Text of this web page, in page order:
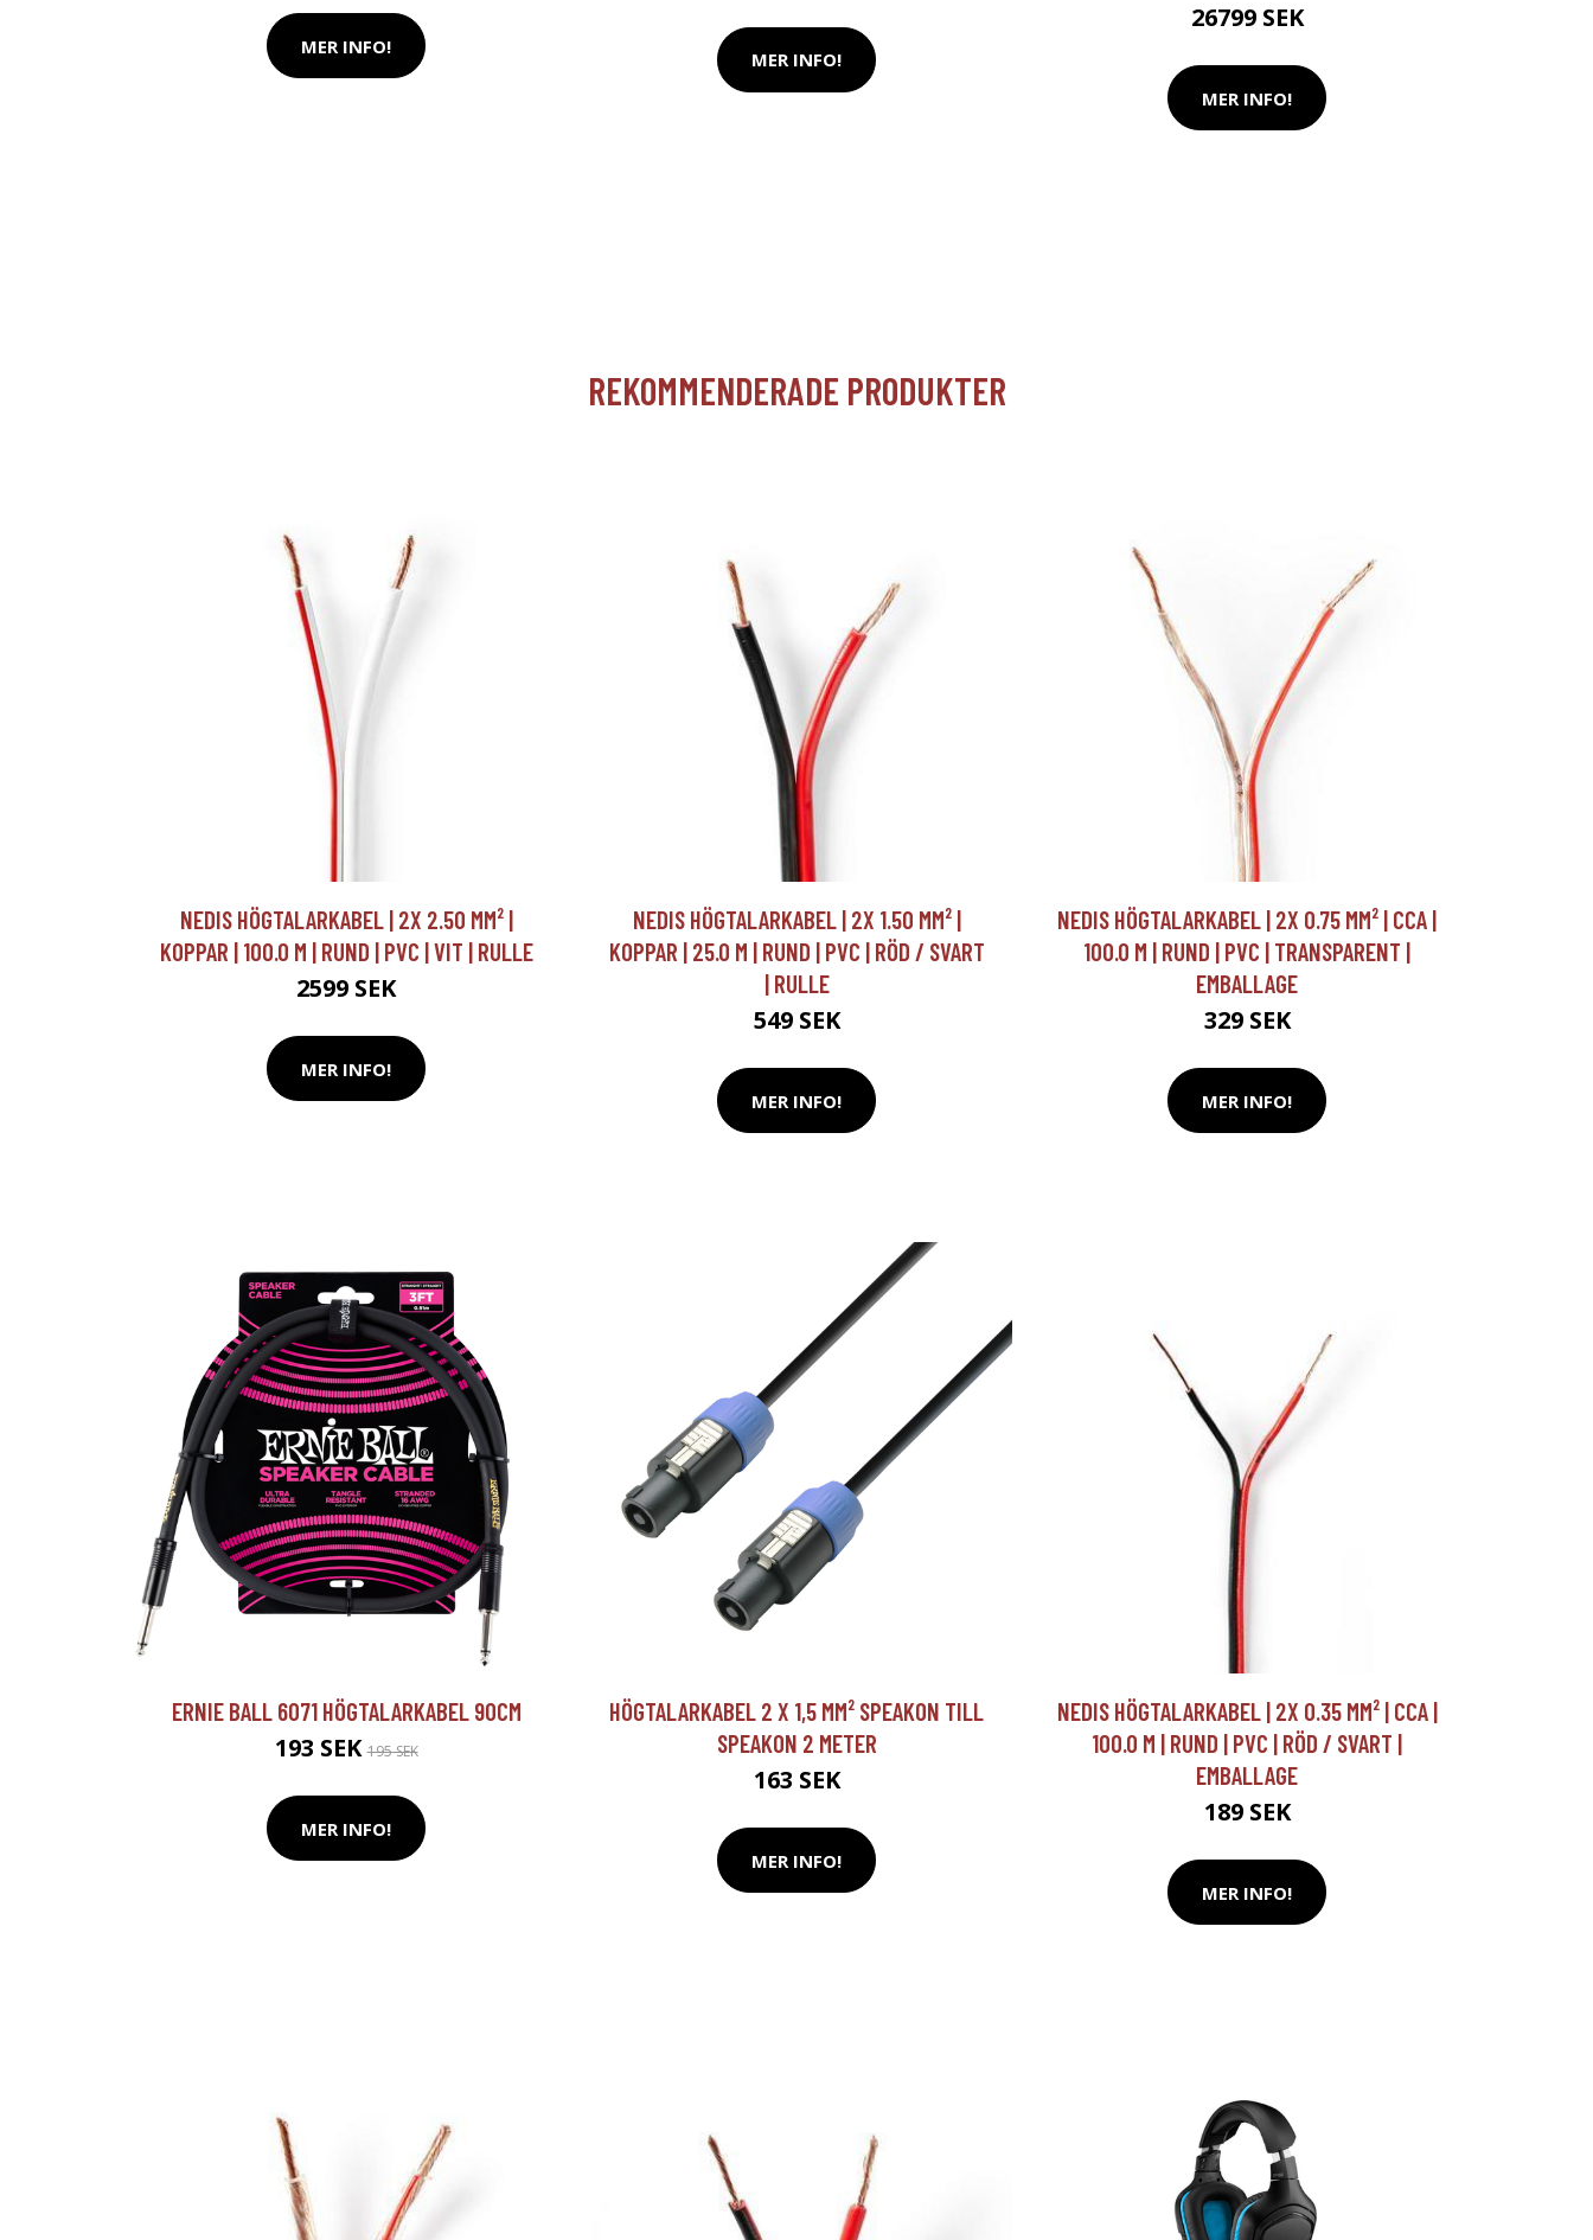
MER INFO!
MER INFO!
26799 SEK
MER INFO!
REKOMMENDERADE PRODUKTER
NEDIS HÖGTALARKABEL | 2X 2.50 MM² |
KOPPAR | 100.0 M | RUND | PVC | VIT | RULLE
2599 SEK
MER INFO!
NEDIS HÖGTALARKABEL | 2X 1.50 MM² |
KOPPAR | 25.0 M | RUND | PVC | RÖD / SVART
| RULLE
549 SEK
MER INFO!
NEDIS HÖGTALARKABEL | 2X 0.75 MM² | CCA |
100.0 M | RUND | PVC | TRANSPARENT |
EMBALLAGE
329 SEK
MER INFO!
ERNIE BALL 6071 HÖGTALARKABEL 90CM
193 SEK195 SEK
MER INFO!
HÖGTALARKABEL 2 X 1,5 MM² SPEAKON TILL
SPEAKON 2 METER
163 SEK
MER INFO!
NEDIS HÖGTALARKABEL | 2X 0.35 MM² | CCA |
100.0 M | RUND | PVC | RÖD / SVART |
EMBALLAGE
189 SEK
MER INFO!